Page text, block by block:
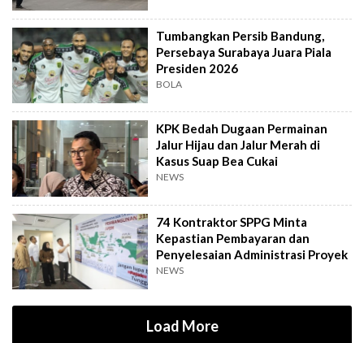
Tumbangkan Persib Bandung,
Persebaya Surabaya Juara Piala
Presiden 2026
BOLA
KPK Bedah Dugaan Permainan
Jalur Hijau dan Jalur Merah di
Kasus Suap Bea Cukai
NEWS
74 Kontraktor SPPG Minta
Kepastian Pembayaran dan
Penyelesaian Administrasi Proyek
NEWS
Load More